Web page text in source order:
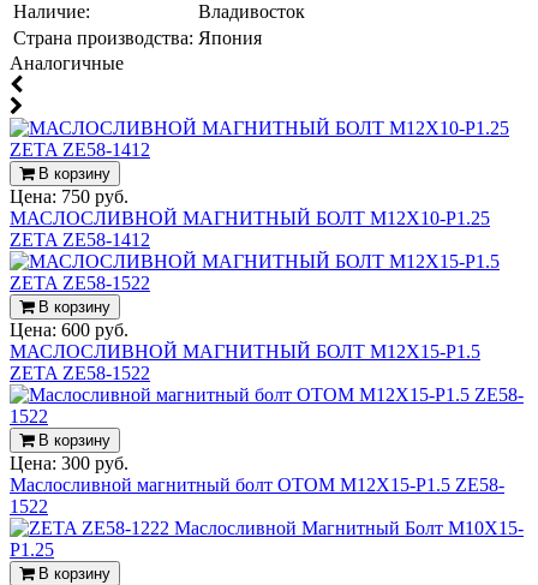
Наличие:
Владивосток
Страна производства: Япония
Аналогичные
В корзину
Цена: 750 руб.
МАСЛОСЛИВНОЙ МАГНИТНЫЙ БОЛТ M12X10-P1.25
ZETA ZE58-1412
В корзину
Цена: 600 руб.
МАСЛОСЛИВНОЙ МАГНИТНЫЙ БОЛТ M12X15-P1.5
ZETA ZE58-1522
В корзину
Цена: 300 руб.
Маслосливной магнитный болт OTOM M12X15-P1.5 ZE58-
1522
В корзину